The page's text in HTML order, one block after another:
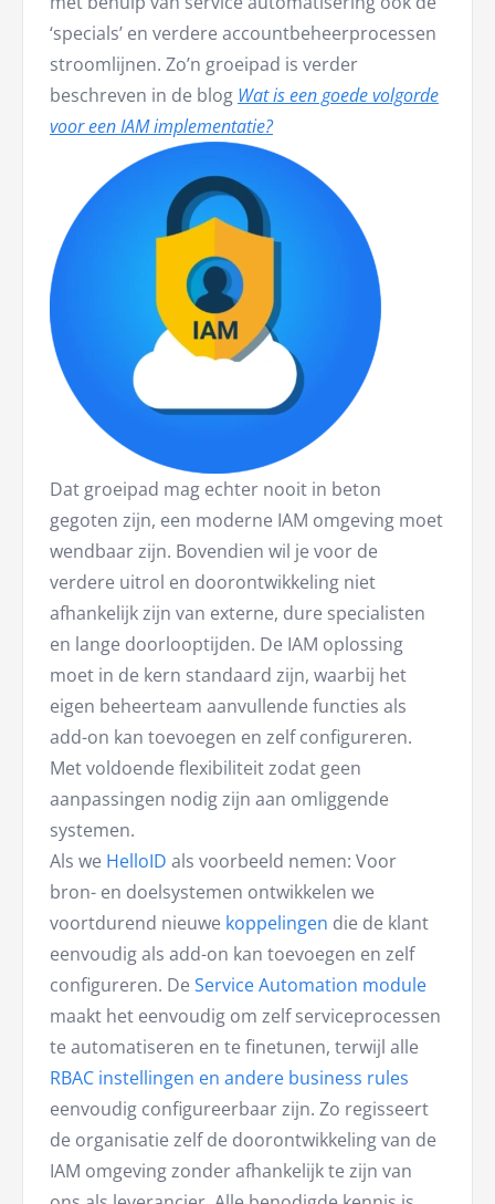
‘specials’ en verdere accountbeheerprocessen
stroomlijnen. Zo’n groeipad is verder
beschreven in de blog Wat is een goede volgorde
voor een IAM implementatie?
Dat groeipad mag echter nooit in beton
gegoten zijn, een moderne IAM omgeving moet
wendbaar zijn. Bovendien wil je voor de
verdere uitrol en doorontwikkeling niet
afhankelijk zijn van externe, dure specialisten
en lange doorlooptijden. De IAM oplossing
moet in de kern standaard zijn, waarbij het
eigen beheerteam aanvullende functies als
add-on kan toevoegen en zelf configureren.
Met voldoende flexibiliteit zodat geen
aanpassingen nodig zijn aan omliggende
systemen.
Als we HelloID als voorbeeld nemen: Voor
bron- en doelsystemen ontwikkelen we
voortdurend nieuwe koppelingen die de klant
eenvoudig als add-on kan toevoegen en zelf
configureren. De Service Automation module
maakt het eenvoudig om zelf serviceprocessen
te automatiseren en te finetunen, terwijl alle
RBAC instellingen en andere business rules
eenvoudig configureerbaar zijn. Zo regisseert
de organisatie zelf de doorontwikkeling van de
IAM omgeving zonder afhankelijk te zijn van